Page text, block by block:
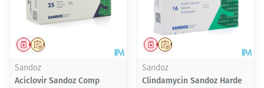
Op voorschrift
Geneesmiddel
Sandoz
Aciclovir Sandoz Comp
Op voorschrift
Geneesmiddel
Sandoz
Clindamycin Sandoz Harde